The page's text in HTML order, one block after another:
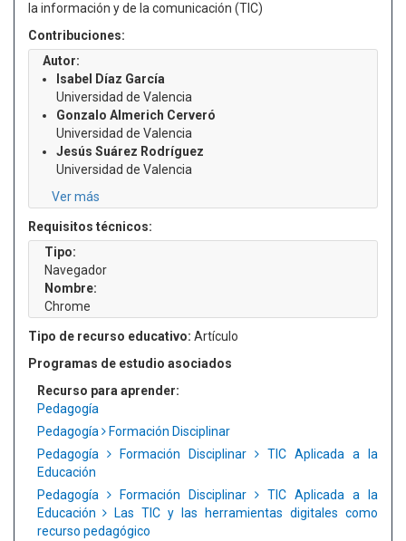
la información y de la comunicación (TIC)
Contribuciones:
Autor:
Isabel Díaz García
Universidad de Valencia
Gonzalo Almerich Cerveró
Universidad de Valencia
Jesús Suárez Rodríguez
Universidad de Valencia
Ver más
Requisitos técnicos:
Tipo:
Navegador
Nombre:
Chrome
Tipo de recurso educativo: Artículo
Programas de estudio asociados
Recurso para aprender:
Pedagogía
Pedagogía
Formación Disciplinar
Pedagogía
Formación Disciplinar
TIC Aplicada a la
Educación
Pedagogía
Formación Disciplinar
TIC Aplicada a la
Educación
Las TIC y las herramientas digitales como
recurso pedagógico